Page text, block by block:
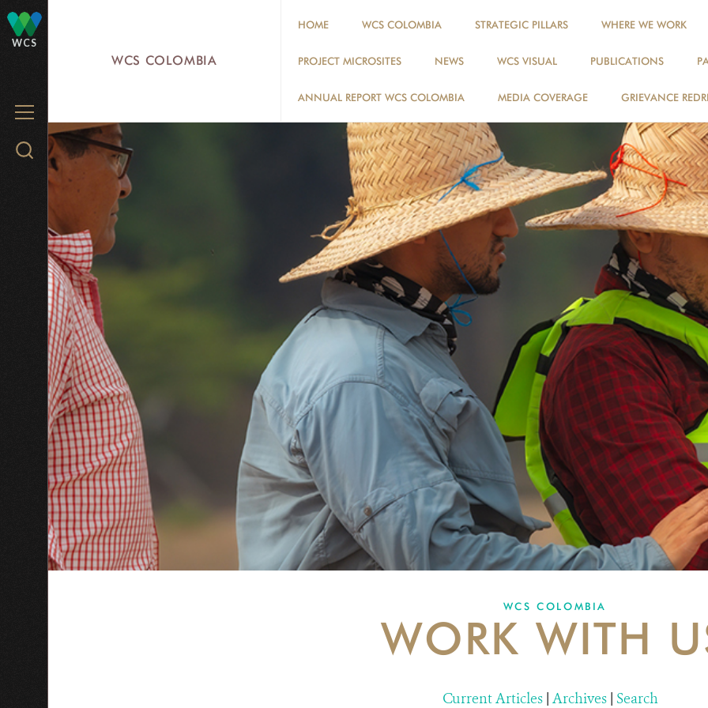
WCS
MENU
Search
WCS.org
WCS COLOMBIA
HOME WCS COLOMBIA STRATEGIC PILLARS WHERE WE WORK
PROJECT MICROSITES NEWS WCS VISUAL PUBLICATIONS
ANNUAL REPORT WCS COLOMBIA MEDIA COVERAGE GRIEVANCE
WCS COLOMBIA
WORK WITH
Current Articles | Archives | Search